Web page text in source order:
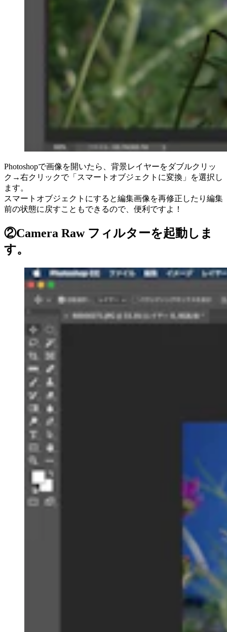
Photoshopで画像を開いたら、背景レイヤーをダブルクリッ
ク→右クリックで「スマートオブジェクトに変換」を選択し
ます。
スマートオブジェクトにすると編集画像を再修正したり編集
前の状態に戻すこともできるので、便利ですよ！
②Camera Raw フィルターを起動しま
す。